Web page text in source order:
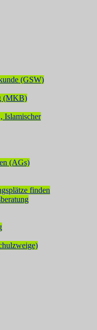
(GSW)
(MKB)
Islamischer
(AGs)
finden